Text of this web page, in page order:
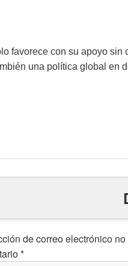
favorece con su apoyo
una política global en
de correo electrónico
*